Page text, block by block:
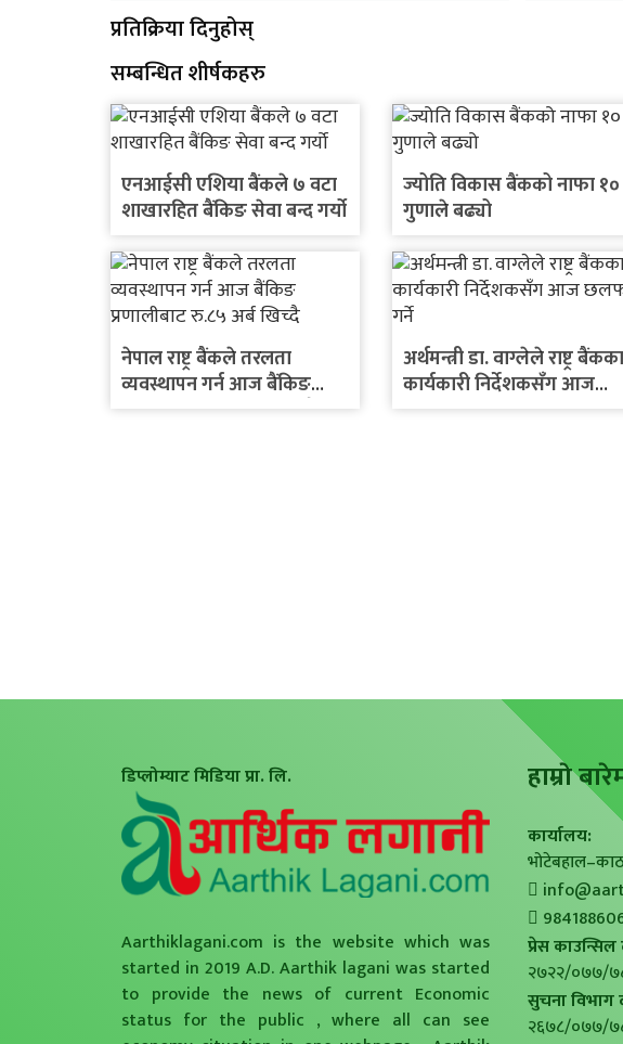
प्रतिक्रिया दिनुहोस्
सम्बन्धित शीर्षकहरु
एनआईसी एशिया बैंकले ७ वटा
शाखारहित बैंकिङ सेवा बन्द गर्यो
ज्योति विकास बैंकको नाफा १०
गुणाले बढ्यो
नेपाल राष्ट्र बैंकले तरलता
व्यवस्थापन गर्न आज बैंकिङ
अर्थमन्त्री डा. वाग्लेले राष्ट्र बैंकका
कार्यकारी निर्देशकसँग आज
डिप्लोम्याट मिडिया प्रा. लि.
Aarthiklagani.com is the website which was
started in 2019 A.D. Aarthik lagani was started
to provide the news of current Economic
status for the public , where all can see
हाम्राे
कार्यालय:
प्रेस काउन्सिल
२७२२/०७७/
सुचना विभाग
२६७८/०७७/